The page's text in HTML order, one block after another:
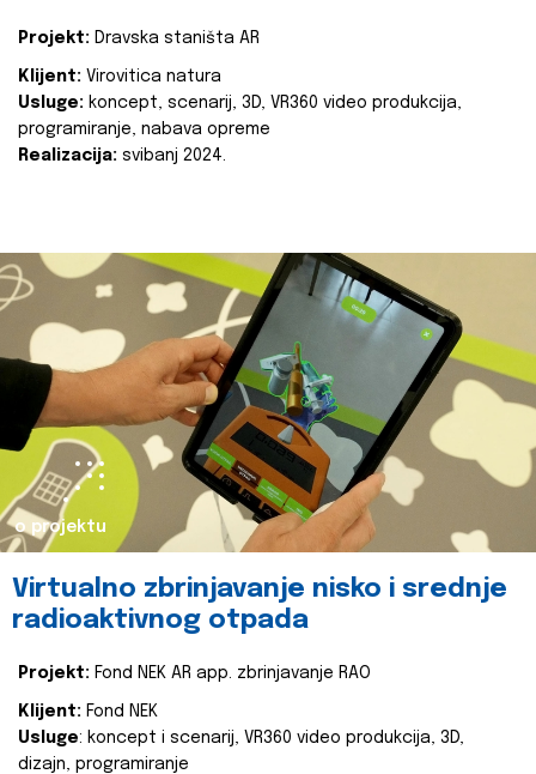
Projekt: Dravska staništa AR
Klijent: Virovitica natura
Usluge: koncept, scenarij, 3D, VR360 video produkcija,
programiranje, nabava opreme
Realizacija: svibanj 2024.
o projektu
Virtualno zbrinjavanje nisko i srednje
radioaktivnog otpada
Projekt: Fond NEK AR app. zbrinjavanje RAO
Klijent: Fond NEK
Usluge: koncept i scenarij, VR360 video produkcija, 3D,
dizajn, programiranje